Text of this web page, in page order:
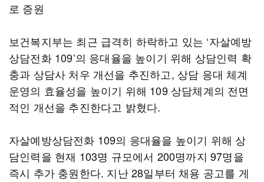
로 증원
보건복지부는 최근 급격히 하락하고 있는 ‘자살예방
상담전화 109’의 응대율을 높이기 위해 상담인력 확
충과 상담사 처우 개선을 추진하고, 상담 응대 체계
운영의 효율성을 높이기 위해 109 상담체계의 전면
적인 개선을 추진한다고 밝혔다.
자살예방상담전화 109의 응대율을 높이기 위해 상
담인력을 현재 103명 규모에서 200명까지 97명을
즉시 추가 충원한다. 지난 28일부터 채용 공고를 게